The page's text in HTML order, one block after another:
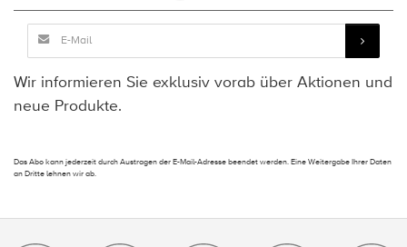
Wir informieren Sie exklusiv vorab über Aktionen und
neue Produkte.
Das Abo kann jederzeit durch Austragen der E-Mail-Adresse beendet werden. Eine Weitergabe Ihrer Daten
an Dritte lehnen wir ab.